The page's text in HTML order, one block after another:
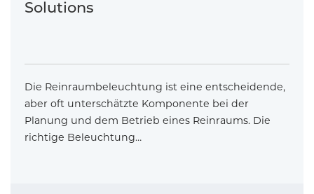
Solutions
Die Reinraumbeleuchtung ist eine entscheidende,
aber oft unterschätzte Komponente bei der
Planung und dem Betrieb eines Reinraums. Die
richtige Beleuchtung…